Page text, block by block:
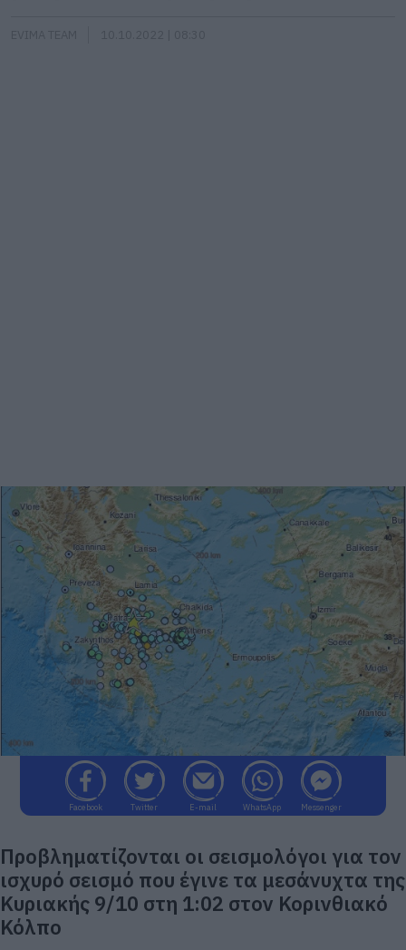
Facebook Twitter E-mail WhatsApp Messenger
Προβληματίζονται οι σεισμολόγοι για τον
ισχυρό σεισμό που έγινε τα μεσάνυχτα της
Κυριακής 9/10 στη 1:02 στον Κορινθιακό
Κόλπο